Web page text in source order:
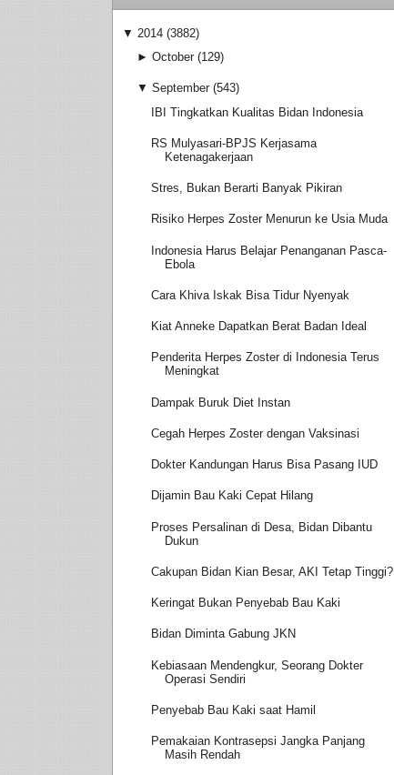
▼ 2014 (3882)
► October (129)
▼ September (543)
IBI Tingkatkan Kualitas Bidan Indonesia
RS Mulyasari-BPJS Kerjasama
Ketenagakerjaan
Stres, Bukan Berarti Banyak Pikiran
Risiko Herpes Zoster Menurun ke Usia Muda
Indonesia Harus Belajar Penanganan Pasca-
Ebola
Cara Khiva Iskak Bisa Tidur Nyenyak
Kiat Anneke Dapatkan Berat Badan Ideal
Penderita Herpes Zoster di Indonesia Terus
Meningkat
Dampak Buruk Diet Instan
Cegah Herpes Zoster dengan Vaksinasi
Dokter Kandungan Harus Bisa Pasang IUD
Dijamin Bau Kaki Cepat Hilang
Proses Persalinan di Desa, Bidan Dibantu
Dukun
Cakupan Bidan Kian Besar, AKI Tetap Tinggi?
Keringat Bukan Penyebab Bau Kaki
Bidan Diminta Gabung JKN
Kebiasaan Mendengkur, Seorang Dokter
Operasi Sendiri
Penyebab Bau Kaki saat Hamil
Pemakaian Kontrasepsi Jangka Panjang
Masih Rendah